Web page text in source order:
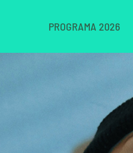
PROGRAMA 2026